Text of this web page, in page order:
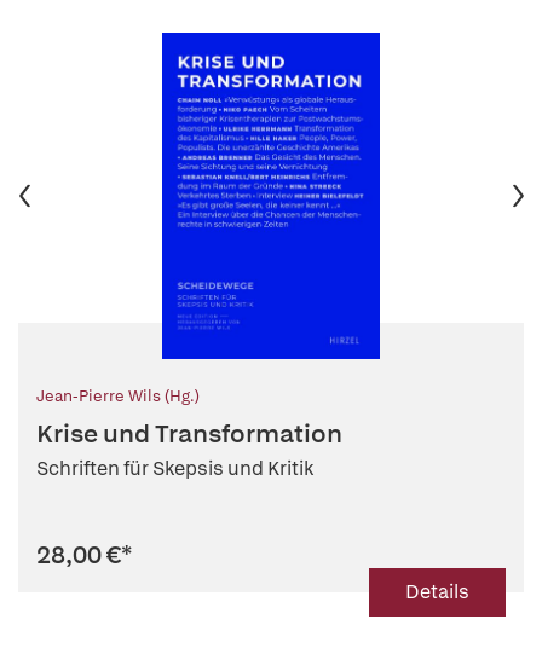
Jean-Pierre Wils (Hg.)
Krise und Transformation
Schriften für Skepsis und Kritik
28,00 €*
Details